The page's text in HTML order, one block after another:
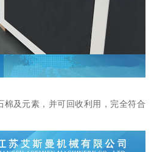
棉及元素，并可回收利用，完全符合